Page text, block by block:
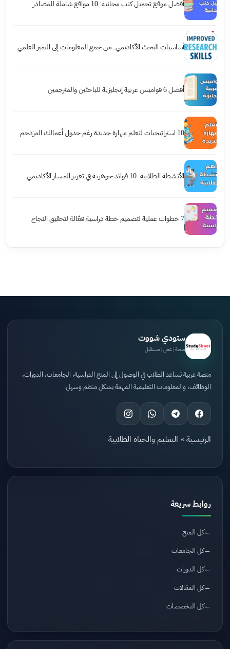
أفضل موقع تحميل كتب مجانية: 10 مواقع شاملة للمصادر
أساسيات البحث الأكاديمي: من جمع المعلومات إلى التميز العلمي
أفضل 6 قواميس عربية إنجليزية للباحثين والمترجمين
10 استراتيجيات لتعلم مهارة جديدة رغم جدول أعمالك المزدحم
الأنشطة الطلابية: 10 فوائد جوهرية في تعزيز المسار الأكاديمي
7 خطوات عملية لتصميم خطة دراسية فعّالة لتحقيق النجاح
ستودي شووت
منحة | عمل | مستقبل
منصة عربية تساعد الطلاب في الوصول إلى المنح الدراسية، الجامعات، الدورات،
الوظائف، والمعلومات التعليمية المهمة بشكل منظم وسهل.
الرئيسية » التعليم والحياة الطلابية
روابط سريعة
كل المنح
كل الجامعات
كل الدورات
كل المقالات
كل التخصصات